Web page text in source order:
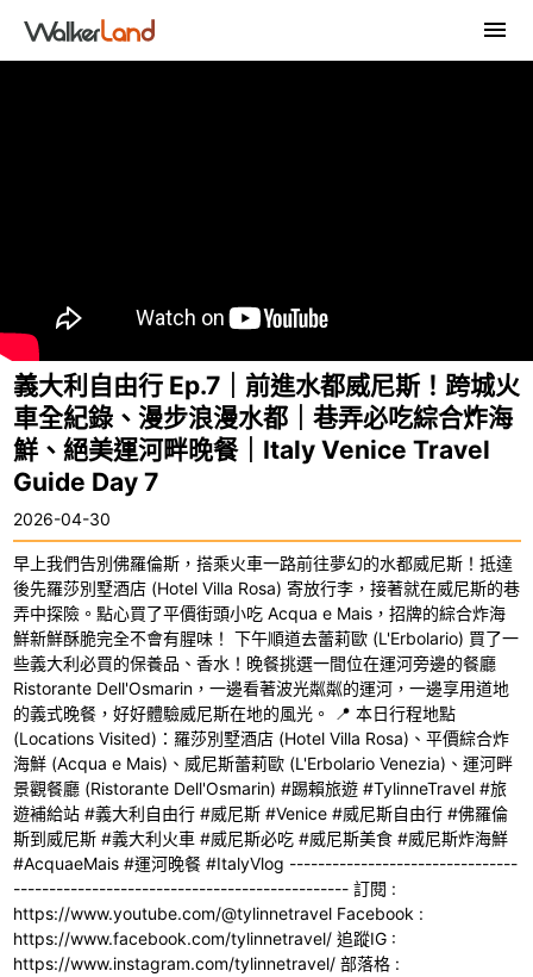
義大利自由行 Ep.7｜前進水都威尼斯！跨城火
車全紀錄、漫步浪漫水都｜巷弄必吃綜合炸海
鮮、絕美運河畔晚餐｜Italy Venice Travel
Guide Day 7
2026-04-30
早上我們告別佛羅倫斯，搭乘火車一路前往夢幻的水都威尼斯！抵達
後先羅莎別墅酒店 (Hotel Villa Rosa) 寄放行李，接著就在威尼斯的巷
弄中探險。點心買了平價街頭小吃 Acqua e Mais，招牌的綜合炸海
鮮新鮮酥脆完全不會有腥味！ 下午順道去蕾莉歐 (L'Erbolario) 買了一
些義大利必買的保養品、香水！晚餐挑選一間位在運河旁邊的餐廳
Ristorante Dell'Osmarin，一邊看著波光粼粼的運河，一邊享用道地
的義式晚餐，好好體驗威尼斯在地的風光。 📍 本日行程地點
(Locations Visited)：羅莎別墅酒店 (Hotel Villa Rosa)、平價綜合炸
海鮮 (Acqua e Mais)、威尼斯蕾莉歐 (L'Erbolario Venezia)、運河畔
景觀餐廳 (Ristorante Dell'Osmarin) #踢賴旅遊 #TylinneTravel #旅
遊補給站 #義大利自由行 #威尼斯 #Venice #威尼斯自由行 #佛羅倫
斯到威尼斯 #義大利火車 #威尼斯必吃 #威尼斯美食 #威尼斯炸海鮮
#AcquaeMais #運河晚餐 #ItalyVlog --------------------------------
----------------------------------------------- 訂閱 :
https://www.youtube.com/@tylinnetravel Facebook :
https://www.facebook.com/tylinnetravel/ 追蹤IG :
https://www.instagram.com/tylinnetravel/ 部落格 :